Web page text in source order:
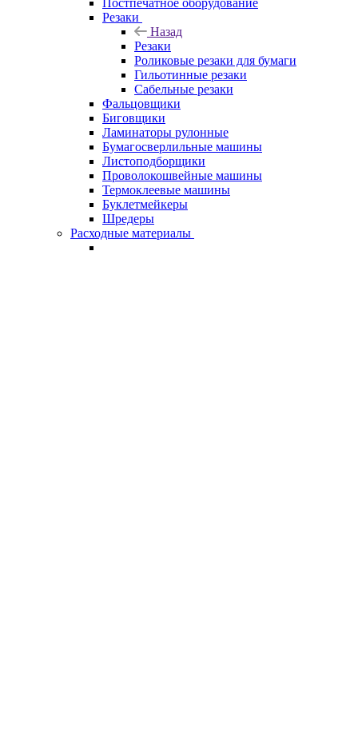
Постпечатное оборудование
Резаки
Назад
Резаки
Роликовые резаки для бумаги
Гильотинные резаки
Сабельные резаки
Фальцовщики
Биговщики
Ламинаторы рулонные
Бумагосверлильные машины
Листоподборщики
Проволокошвейные машины
Термоклеевые машины
Буклетмейкеры
Шредеры
Расходные материалы